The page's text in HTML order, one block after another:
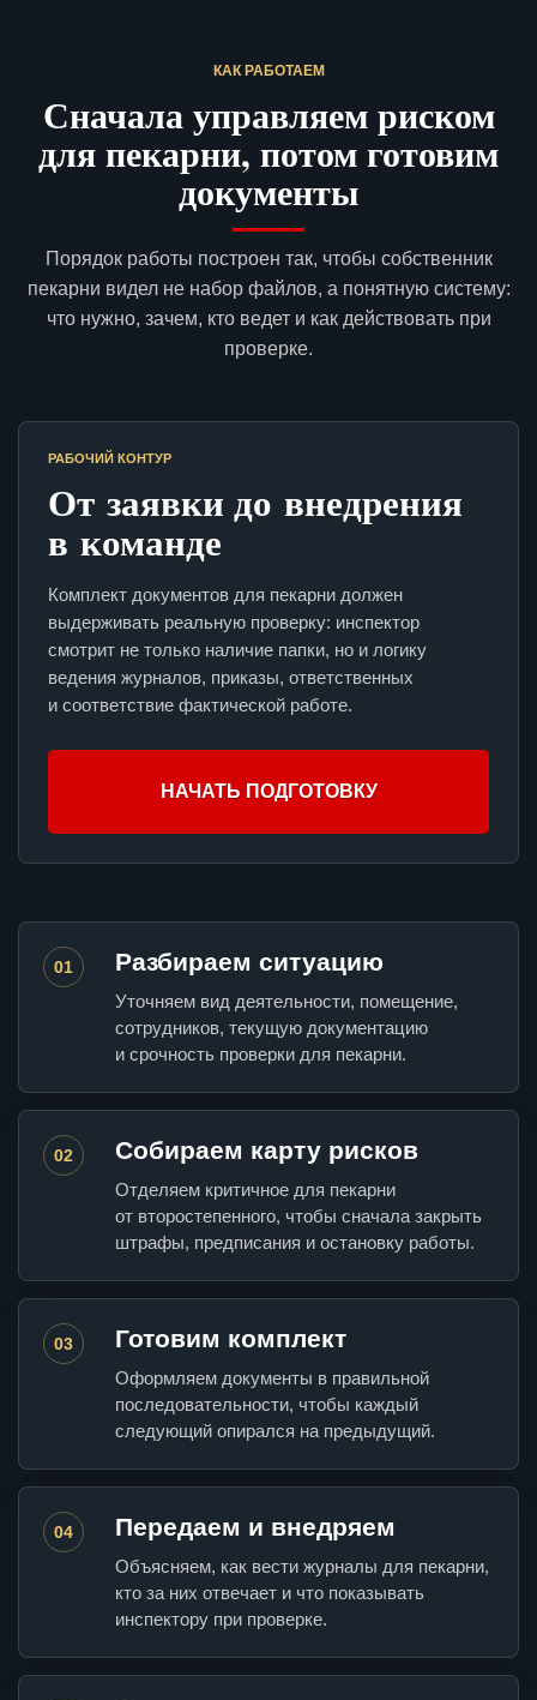
КАК РАБОТАЕМ
Сначала управляем риском
для пекарни, потом готовим
документы
Порядок работы построен так, чтобы собственник
пекарни видел не набор файлов, а понятную систему:
что нужно, зачем, кто ведет и как действовать при
проверке.
РАБОЧИЙ КОНТУР
От заявки до внедрения
в команде
Комплект документов для пекарни должен
выдерживать реальную проверку: инспектор
смотрит не только наличие папки, но и логику
ведения журналов, приказы, ответственных
и соответствие фактической работе.
НАЧАТЬ ПОДГОТОВКУ
01 Разбираем ситуацию
Уточняем вид деятельности, помещение,
сотрудников, текущую документацию
и срочность проверки для пекарни.
02 Собираем карту рисков
Отделяем критичное для пекарни
от второстепенного, чтобы сначала закрыть
штрафы, предписания и остановку работы.
03 Готовим комплект
Оформляем документы в правильной
последовательности, чтобы каждый
следующий опирался на предыдущий.
04 Передаем и внедряем
Объясняем, как вести журналы для пекарни,
кто за них отвечает и что показывать
инспектору при проверке.